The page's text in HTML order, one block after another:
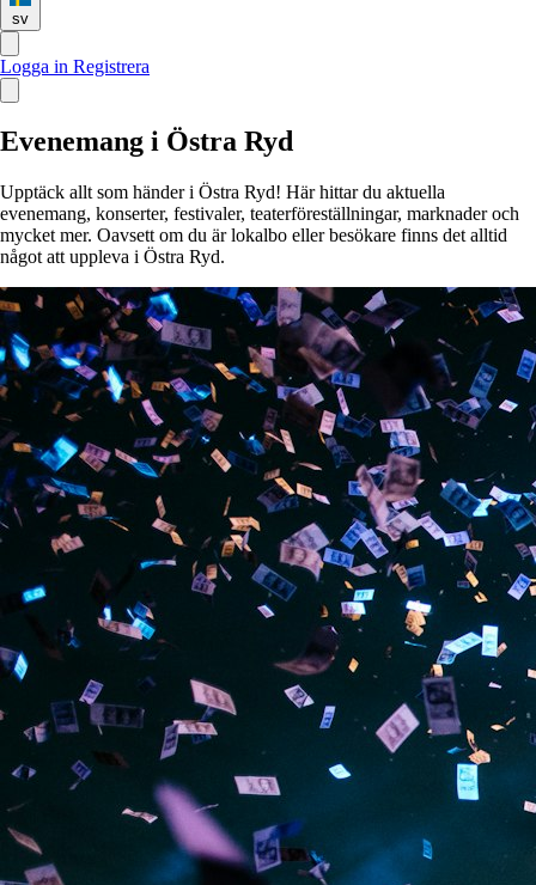
sv
Logga in Registrera
Evenemang i Östra Ryd
Upptäck allt som händer i Östra Ryd! Här hittar du aktuella
evenemang, konserter, festivaler, teaterföreställningar, marknader och
mycket mer. Oavsett om du är lokalbo eller besökare finns det alltid
något att uppleva i Östra Ryd.